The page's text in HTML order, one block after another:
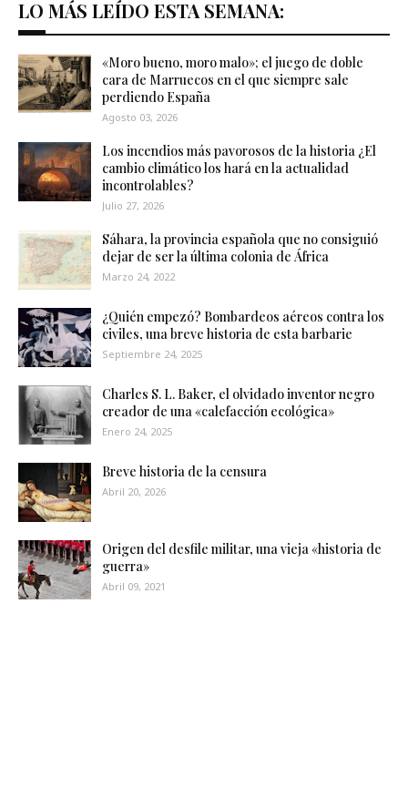
LO MÁS LEÍDO ESTA SEMANA:
«Moro bueno, moro malo»; el juego de doble
cara de Marruecos en el que siempre sale
perdiendo España
Agosto 03, 2026
Los incendios más pavorosos de la historia ¿El
cambio climático los hará en la actualidad
incontrolables?
Julio 27, 2026
Sáhara, la provincia española que no consiguió
dejar de ser la última colonia de África
Marzo 24, 2022
¿Quién empezó? Bombardeos aéreos contra los
civiles, una breve historia de esta barbarie
Septiembre 24, 2025
Charles S. L. Baker, el olvidado inventor negro
creador de una «calefacción ecológica»
Enero 24, 2025
Breve historia de la censura
Abril 20, 2026
Origen del desfile militar, una vieja «historia de
guerra»
Abril 09, 2021